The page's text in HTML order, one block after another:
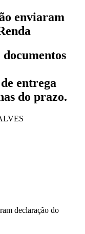
enviaram
entrega
do prazo.